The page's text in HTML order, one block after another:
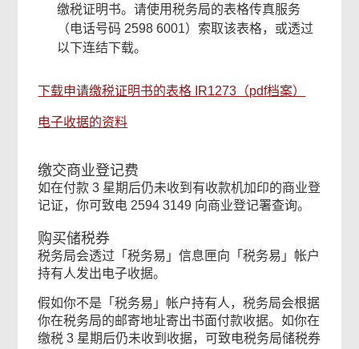
缴税证明书。请使用税务局的表格传真服务
（电话号码 2598 6001）索取该表格，或透过
以下连结下载。
下载申请缴税证明书的表格 IR1273（pdf档案）
电子收据的资料
缴交商业登记费
如在付款 3 星期后仍未收到有收款机加印的商业登
记证，你可致电 2594 3149 向商业登记署查询。
购买储税券
税务局会透过「税务易」信息匣向「税务易」帐户
持有人发出电子收据。
假如你不是「税务易」帐户持有人，税务局会根据
你在税务局的邮寄地址寄出书面付款收据。如你在
缴税 3 星期后仍未收到收据，可致电税务局储税券